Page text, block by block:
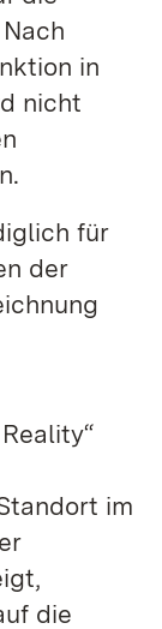
in
nicht
für
der
im
die